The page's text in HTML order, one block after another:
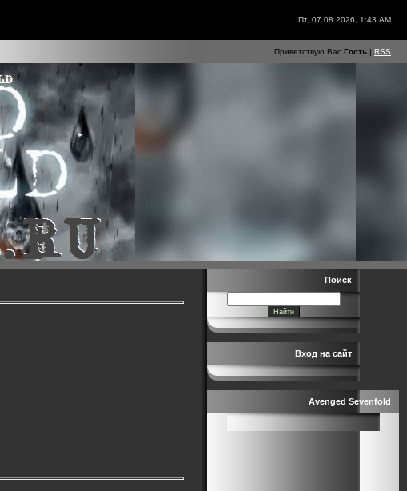
Пт, 07.08.2026, 1:43 AM
Приветствую Вас Гость | RSS
Поиск
Вход на сайт
Avenged Sevenfold